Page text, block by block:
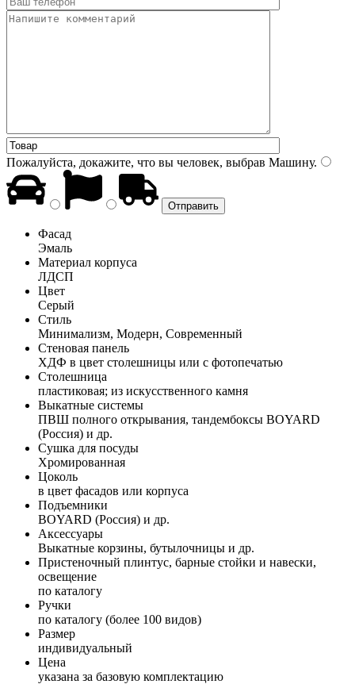
Пожалуйста, докажите, что вы человек, выбрав Машину.
Фасад
Эмаль
Материал корпуса
ЛДСП
Цвет
Серый
Стиль
Минимализм, Модерн, Современный
Стеновая панель
ХДФ в цвет столешницы или с фотопечатью
Столешница
пластиковая; из искусственного камня
Выкатные системы
ПВШ полного открывания, тандембоксы BOYARD
(Россия) и др.
Сушка для посуды
Хромированная
Цоколь
в цвет фасадов или корпуса
Подъемники
BOYARD (Россия) и др.
Аксессуары
Выкатные корзины, бутылочницы и др.
Пристеночный плинтус, барные стойки и навески,
освещение
по каталогу
Ручки
по каталогу (более 100 видов)
Размер
индивидуальный
Цена
указана за базовую комплектацию